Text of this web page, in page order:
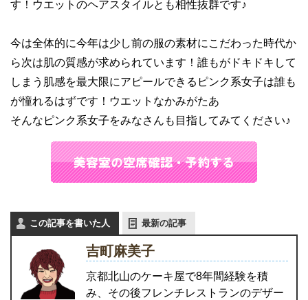
す！ウエットのヘアスタイルとも相性抜群です♪
今は全体的に今年は少し前の服の素材にこだわった時代か
ら次は肌の質感が求められています！誰もがドキドキして
しまう肌感を最大限にアピールできるピンク系女子は誰も
が憧れるはずです！ウエットなかみがたあ
そんなピンク系女子をみなさんも目指してみてください♪
この記事を書いた人 最新の記事
吉町麻美子
京都北山のケーキ屋で8年間経験を積
み、その後フレンチレストランのデザー